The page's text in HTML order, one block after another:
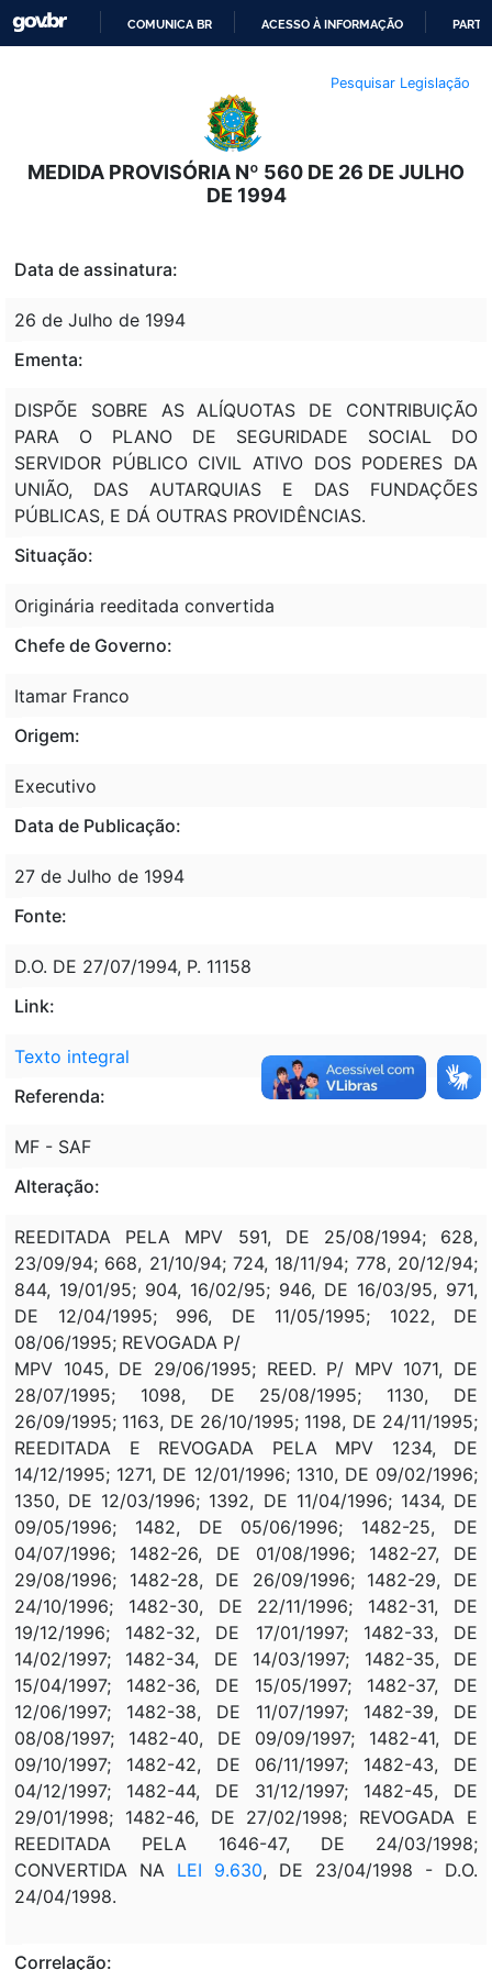
O
CONTEÚDO
COMUNICA BR ACESSO À INFORMAÇÃO
Pesquisar Legislação
MEDIDA PROVISÓRIA Nº 560 DE 26 DE JULHO
DE 1994
Data de assinatura:
26 de Julho de 1994
Ementa:
DISPÕE SOBRE AS ALÍQUOTAS DE CONTRIBUIÇÃO
PARA O PLANO DE SEGURIDADE SOCIAL DO
SERVIDOR PÚBLICO CIVIL ATIVO DOS PODERES DA
UNIÃO, DAS AUTARQUIAS E DAS FUNDAÇÕES
PÚBLICAS, E DÁ OUTRAS PROVIDÊNCIAS.
Situação:
Originária reeditada convertida
Chefe de Governo:
Itamar Franco
Origem:
Executivo
Data de Publicação:
27 de Julho de 1994
Fonte:
D.O. DE 27/07/1994, P. 11158
Link:
Texto integral
Referenda:
MF - SAF
Alteração:
REEDITADA PELA MPV 591, DE 25/08/1994; 628,
23/09/94; 668, 21/10/94; 724, 18/11/94; 778, 20/12/94;
844, 19/01/95; 904, 16/02/95; 946, DE 16/03/95, 971,
DE 12/04/1995; 996, DE 11/05/1995; 1022, DE
08/06/1995; REVOGADA P/
MPV 1045, DE 29/06/1995; REED. P/ MPV 1071, DE
28/07/1995; 1098, DE 25/08/1995; 1130, DE
26/09/1995; 1163, DE 26/10/1995; 1198, DE 24/11/1995;
REEDITADA E REVOGADA PELA MPV 1234, DE
14/12/1995; 1271, DE 12/01/1996; 1310, DE 09/02/1996;
1350, DE 12/03/1996; 1392, DE 11/04/1996; 1434, DE
09/05/1996; 1482, DE 05/06/1996; 1482-25, DE
04/07/1996; 1482-26, DE 01/08/1996; 1482-27, DE
29/08/1996; 1482-28, DE 26/09/1996; 1482-29, DE
24/10/1996; 1482-30, DE 22/11/1996; 1482-31, DE
19/12/1996; 1482-32, DE 17/01/1997; 1482-33, DE
14/02/1997; 1482-34, DE 14/03/1997; 1482-35, DE
15/04/1997; 1482-36, DE 15/05/1997; 1482-37, DE
12/06/1997; 1482-38, DE 11/07/1997; 1482-39, DE
08/08/1997; 1482-40, DE 09/09/1997; 1482-41, DE
09/10/1997; 1482-42, DE 06/11/1997; 1482-43, DE
04/12/1997; 1482-44, DE 31/12/1997; 1482-45, DE
29/01/1998; 1482-46, DE 27/02/1998; REVOGADA E
REEDITADA PELA 1646-47, DE 24/03/1998;
CONVERTIDA NA LEI 9.630, DE 23/04/1998 - D.O.
24/04/1998.
Correlação: